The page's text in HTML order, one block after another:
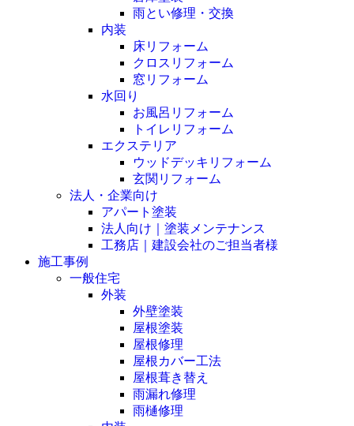
雨とい修理・交換
内装
床リフォーム
クロスリフォーム
窓リフォーム
水回り
お風呂リフォーム
トイレリフォーム
エクステリア
ウッドデッキリフォーム
玄関リフォーム
法人・企業向け
アパート塗装
法人向け｜塗装メンテナンス
工務店｜建設会社のご担当者様
施工事例
一般住宅
外装
外壁塗装
屋根塗装
屋根修理
屋根カバー工法
屋根葺き替え
雨漏れ修理
雨樋修理